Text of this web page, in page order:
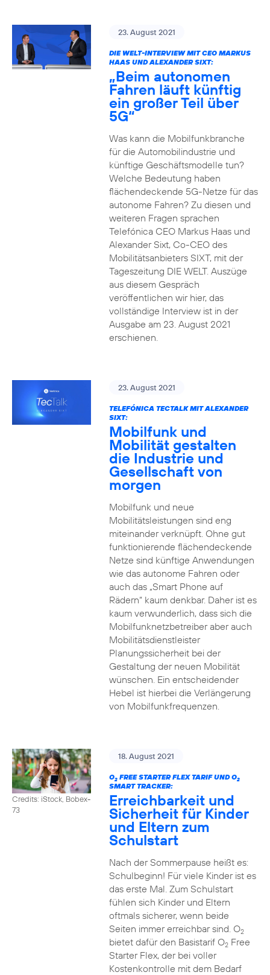
23. August 2021
DIE WELT-INTERVIEW MIT CEO MARKUS
HAAS UND ALEXANDER SIXT:
„Beim autonomen
Fahren läuft künftig
ein großer Teil über
5G“
Was kann die Mobilfunkbranche
für die Automobilindustrie und
künftige Geschäftsmodelle tun?
Welche Bedeutung haben
flächendeckende 5G-Netze für das
autonome Fahren? Zu diesen und
weiteren Fragen sprachen
Telefónica CEO Markus Haas und
Alexander Sixt, Co-CEO des
Mobilitätsanbieters SIXT, mit der
Tageszeitung DIE WELT. Auszüge
aus diesem Gespräch
veröffentlichen wir hier, das
vollständige Interview ist in der
Ausgabe am 23. August 2021
erschienen.
23. August 2021
TELEFÓNICA TECTALK MIT ALEXANDER
SIXT:
Mobilfunk und
Mobilität gestalten
die Industrie und
Gesellschaft von
morgen
Mobilfunk und neue
Mobilitätsleistungen sind eng
miteinander verknüpft. Ohne gut
funktionierende flächendeckende
Netze sind künftige Anwendungen
wie das autonome Fahren oder
auch das „Smart Phone auf
Rädern“ kaum denkbar. Daher ist es
kaum verwunderlich, dass sich die
Mobilfunknetzbetreiber aber auch
Mobilitätsdienstleister
Planungssicherheit bei der
Gestaltung der neuen Mobilität
wünschen. Ein entscheidender
Hebel ist hierbei die Verlängerung
von Mobilfunkfrequenzen.
Credits: iStock, Bobex-
73
18. August 2021
O2FREE STARTER FLEX TARIF UND O2
SMART TRACKER:
Erreichbarkeit und
Sicherheit für Kinder
und Eltern zum
Schulstart
Nach der Sommerpause heißt es:
Schulbeginn! Für viele Kinder ist es
das erste Mal. Zum Schulstart
fühlen sich Kinder und Eltern
oftmals sicherer, wenn beide
Seiten immer erreichbar sind. O2
bietet dafür den Basistarif O2Free
Starter Flex, der bei voller
Kostenkontrolle mit dem Bedarf